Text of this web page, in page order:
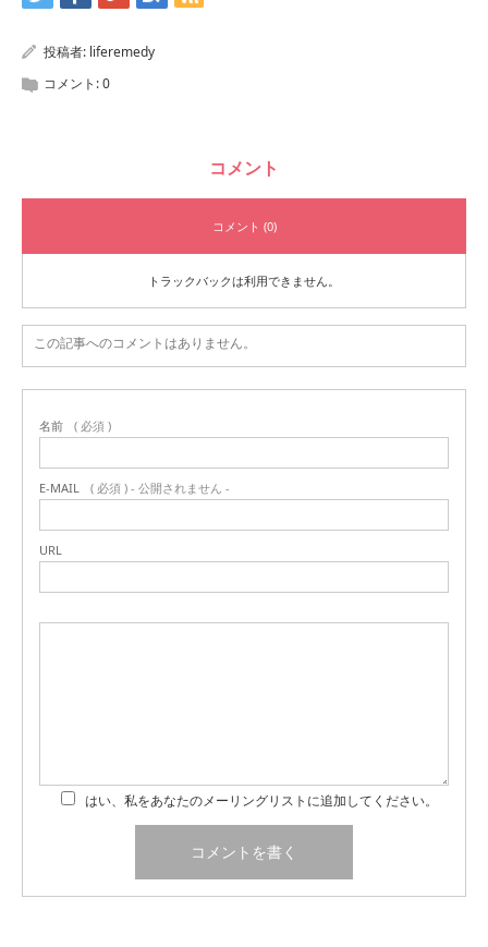
投稿者: liferemedy
コメント:0
コメント
コメント (0)
トラックバックは利用できません。
この記事へのコメントはありません。
名前 ( 必須 )
E-MAIL ( 必須 ) - 公開されません -
URL
はい、私をあなたのメーリングリストに追加してください。